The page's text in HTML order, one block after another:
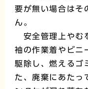
要が無い場合はそ
ん。
安全管理上やむ
袖の作業着やビニ
駆除し、燃えるゴ
た、廃棄にあたっ